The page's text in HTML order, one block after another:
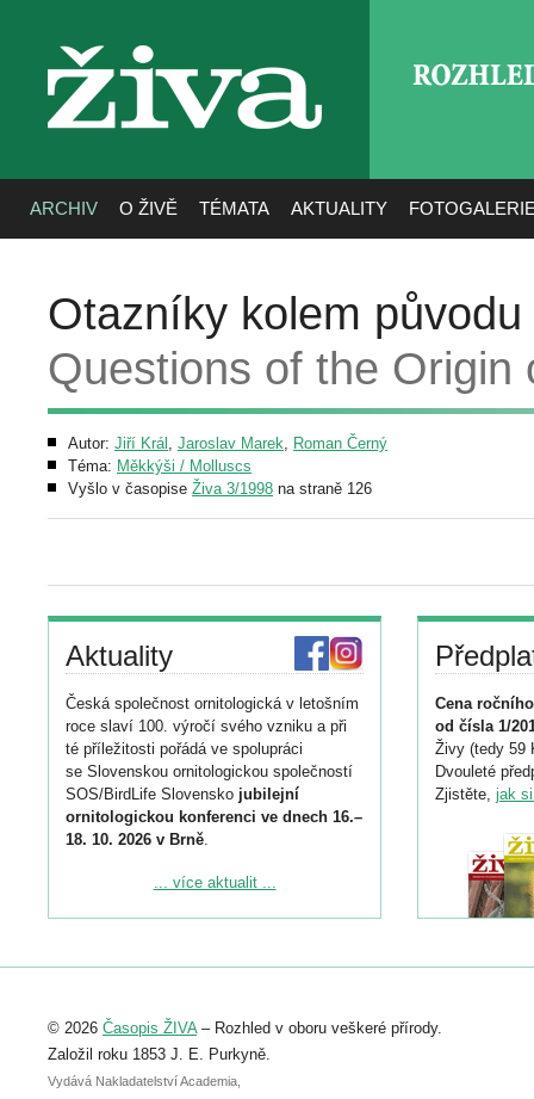
živa
ARCHIV O ŽIVĚ TÉMATA AKTUALITY
Otazníky kolem
Questions of the Origin
Autor: Jiří Král , Jaroslav Marek, Roman Černý
Téma: Měkkýši / Molluscs
Vyšlo v časopise Živa 3/1998 na straně 126
Aktuality
Česká společnost ornitologická v letošním
roce slaví 100. výročí svého vzniku a při
té příležitosti pořádá ve spolupráci
se Slovenskou ornitologickou společností
SOS/BirdLife Slovensko jubilejní
ornitologickou konferenci ve dnech 16.–
18. 10. 2026 v Brně.
Podrobnější informace ke konferenci
Registrovat se můžete do 6. září.
abstraktu přihlášené přednášky nebo
posteru je už 30. června.
... více aktualit ...
Cena
od čísla 1/
Živy (tedy 59
Dvouleté
Zjistěte, jak
© 2026 Časopis ŽIVA– Rozhled v oboru veškeré přírody.
Založil roku 1853 J. E. Purkyně.
Vydává Nakladatelství Academia,